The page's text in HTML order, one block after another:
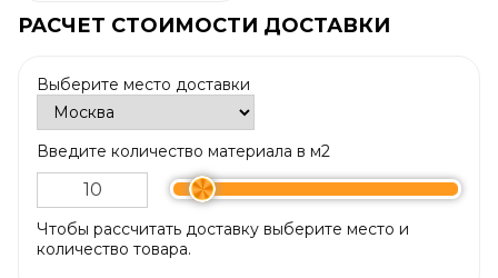
РАСЧЕТ СТОИМОСТИ ДОСТАВКИ
Выберите место доставки
Введите количество материала в м2
Чтобы рассчитать доставку выберите место и
количество товара.